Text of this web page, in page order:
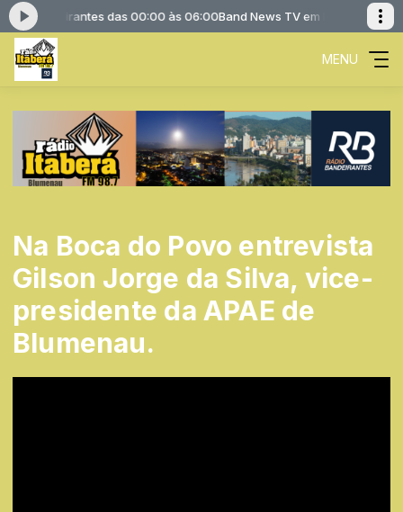
Bandeirantes das 00:00 às 06:00Band News TV em Rede com
MENU
Na Boca do Povo entrevista
Gilson Jorge da Silva, vice-
presidente da APAE de
Blumenau.